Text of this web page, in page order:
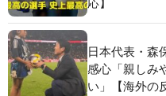
応】
日本代表・森
感心「親しみ
い」【海外の